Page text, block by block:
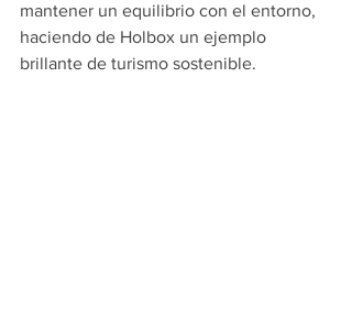
mantener un equilibrio con el entorno,
haciendo de Holbox un ejemplo
brillante de turismo sostenible.